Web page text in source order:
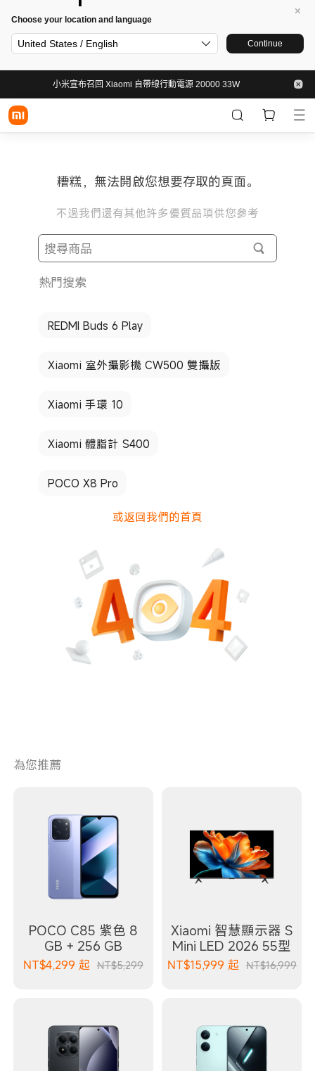
Choose your location and language
United States / English Continue
小米宣布召回 Xiaomi 自帶缐行動電源 20000 33W
糟糕，無法開啟您想要存取的頁面。
不過我們還有其他許多優質品項供您參考
熱門搜索
REDMI Buds 6 Play
Xiaomi 室外攝影機 CW500 雙攝版
Xiaomi 手環 10
Xiaomi 體脂計 S400
POCO X8 Pro
或返回我們的首頁
為您推薦
POCO C85 紫色 8
GB + 256 GB
NT$4,299 起 NT$5,299
Xiaomi 智慧顯示器 S
Mini LED 2026 55型
NT$15,999 起 NT$16,999